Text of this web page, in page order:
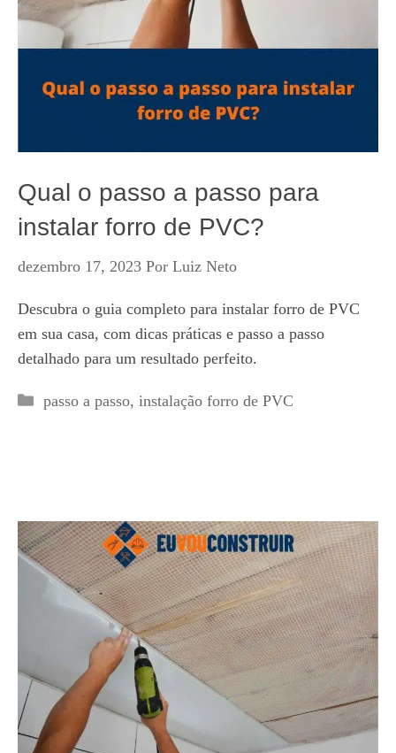
Qual o passo a passo para
instalar forro de PVC?
dezembro 17, 2023 Por Luiz Neto
Descubra o guia completo para instalar forro de PVC
em sua casa, com dicas práticas e passo a passo
detalhado para um resultado perfeito.
Categorias
passo a passo, instalação forro de PVC